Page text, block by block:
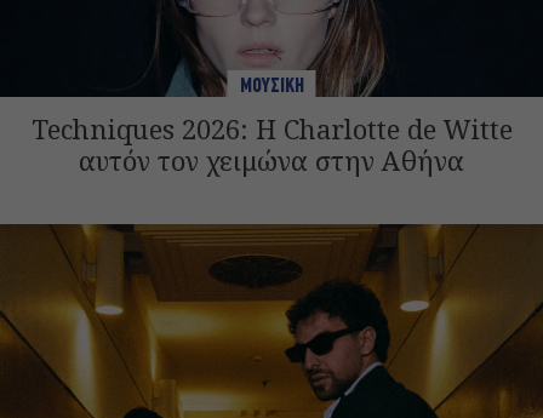
ΜΟΥΣΙΚΗ
Techniques 2026: Η Charlotte de Witte
αυτόν τον χειμώνα στην Αθήνα